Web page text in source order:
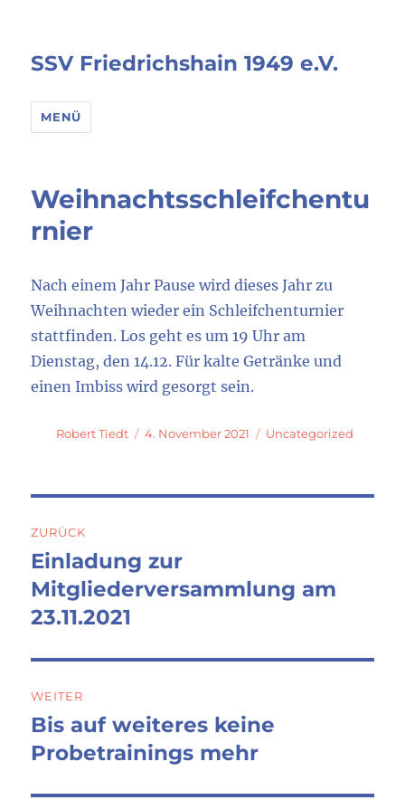
SSV Friedrichshain 1949 e.V.
MENÜ
Weihnachtsschleifchentu
rnier
Nach einem Jahr Pause wird dieses Jahr zu
Weihnachten wieder ein Schleifchenturnier
stattfinden. Los geht es um 19 Uhr am
Dienstag, den 14.12. Für kalte Getränke und
einen Imbiss wird gesorgt sein.
Autor
Robert Tiedt
Veröffentlicht
4. November 2021 Kategorien
Uncategorized
ZURÜCK
Vorheriger
Beitrag:
Einladung zur
Mitgliederversammlung am
23.11.2021
WEITER
Nächster
Beitrag:
Bis auf weiteres keine
Probetrainings mehr